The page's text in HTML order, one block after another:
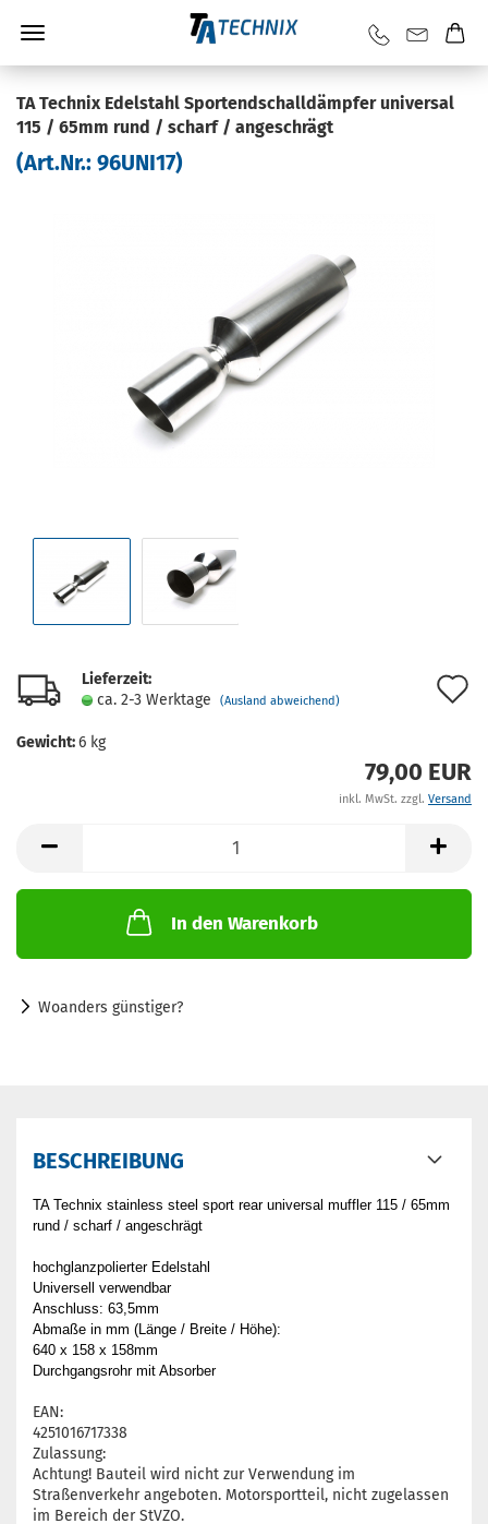
TA Tech­nix Edel­stahl Sportend­schall­dämp­fer uni­ver­sal
115 / 65mm rund / scharf / an­ge­schrägt
(Art.Nr.: 96UNI17)
Lieferzeit:
ca. 2-3 Werktage
(Ausland abweichend)
Gewicht:6 kg
79,00 EUR
inkl. MwSt. zzgl. Versand
In den Warenkorb
Woanders günstiger?
BESCHREIBUNG
TA Technix stainless steel sport rear universal muffler 115 / 65mm
rund / scharf / angeschrägt
hochglanzpolierter Edelstahl
Universell verwendbar
Anschluss: 63,5mm
Abmaße in mm (Länge / Breite / Höhe):
640 x 158 x 158mm
Durchgangsrohr mit Absorber
EAN:
4251016717338
Zulassung:
Achtung! Bauteil wird nicht zur Verwendung im
Straßenverkehr angeboten. Motorsportteil, nicht zugelassen
im Bereich der StVZO.